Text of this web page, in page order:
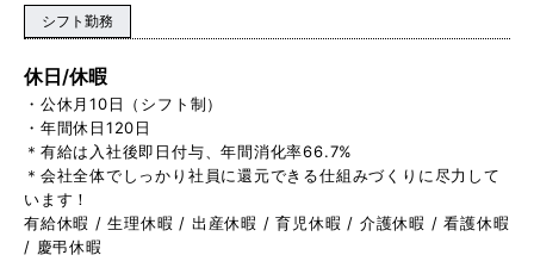
シフト勤務
休日/休暇
・公休月10日（シフト制）
・年間休日120日
＊有給は入社後即日付与、年間消化率66.7%
＊会社全体でしっかり社員に還元できる仕組みづくりに尽力して
います！
有給休暇 / 生理休暇 / 出産休暇 / 育児休暇 / 介護休暇 / 看護休暇
/ 慶弔休暇